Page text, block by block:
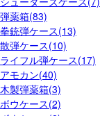
弾薬箱(83)
拳銃弾ケース(13)
散弾ケース(10)
ライフル弾ケース(17)
アモカン(40)
木製弾薬箱(3)
ボウケース(2)